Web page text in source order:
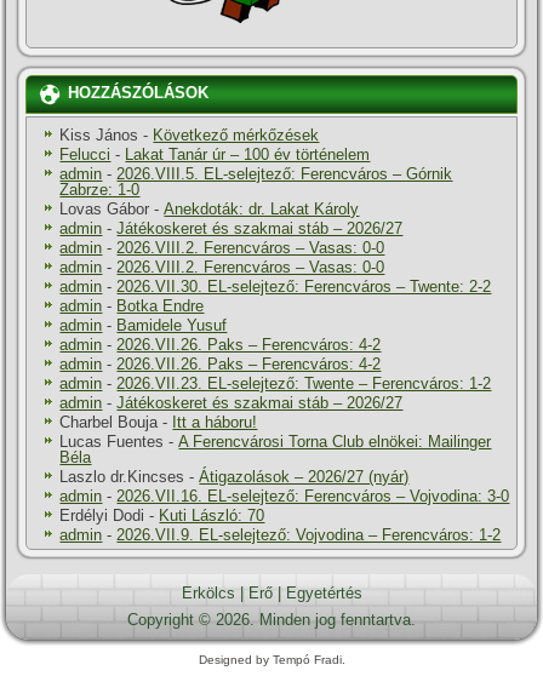
HOZZÁSZÓLÁSOK
Kiss János - Következő mérkőzések
Felucci - Lakat Tanár úr – 100 év történelem
admin -2026.VIII.5. EL-selejtező: Ferencváros – Górnik
Zabrze: 1-0
Lovas Gábor -Anekdoták: dr. Lakat Károly
admin -Játékoskeret és szakmai stáb – 2026/27
admin -2026.VIII.2. Ferencváros – Vasas: 0-0
admin -2026.VIII.2. Ferencváros – Vasas: 0-0
admin -2026.VII.30. EL-selejtező: Ferencváros – Twente: 2-2
admin - Botka Endre
admin - Bamidele Yusuf
admin -2026.VII.26. Paks – Ferencváros: 4-2
admin -2026.VII.26. Paks – Ferencváros: 4-2
admin -2026.VII.23. EL-selejtező: Twente – Ferencváros: 1-2
admin -Játékoskeret és szakmai stáb – 2026/27
Charbel Bouja- Itt a háboru!
Lucas Fuentes -A Ferencvárosi Torna Club elnökei: Mailinger
Béla
Laszlo dr.Kincses -Átigazolások – 2026/27 (nyár)
admin -2026.VII.16. EL-selejtező: Ferencváros – Vojvodina: 3-0
Erdélyi Dodi - Kuti László: 70
admin -2026.VII.9. EL-selejtező: Vojvodina – Ferencváros: 1-2
Erkölcs Erő|
Egyetértés
Copyright © 2026. Minden jog fenntartva.
Designed by Tempó Fradi.